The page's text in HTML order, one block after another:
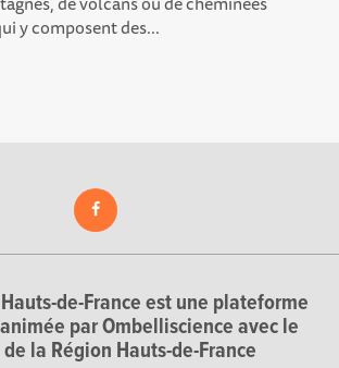
y composent des...
de-France est une plateforme
par Ombelliscience avec le
la Région Hauts-de-France